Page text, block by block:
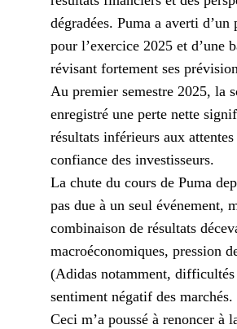
dégradées. Puma a averti
pour l’exercice 2025 et d’une
révisant fortement ses
Au premier semestre 2025, la
enregistré une perte nette
résultats inférieurs aux
confiance des investisseurs.
La chute du cours de Puma
pas due à un seul événement,
combinaison de résultats
macroéconomiques, pression
(Adidas notamment, difficultés
sentiment négatif des marchés.
Ceci m’a poussé à renoncer à